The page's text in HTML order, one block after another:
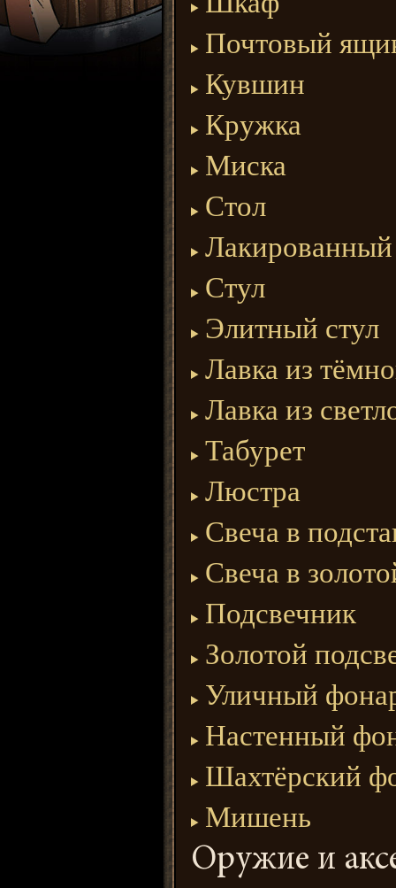
Почтовый
Кувшин
Кружка
Миска
Стол
Лакированный
Стул
Элитный стул
Лавка из
Лавка из
Табурет
Люстра
Свеча в
Свеча в
Подсвечник
Золотой
Уличный
Настенный
Шахтёрский
Мишень
Оружие и